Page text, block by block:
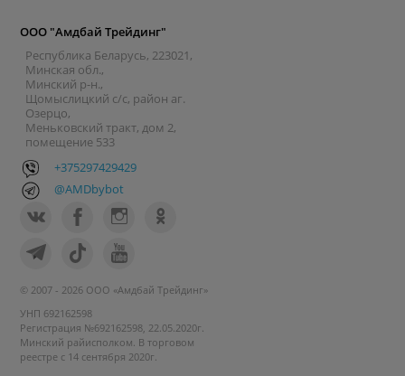
ООО "Амдбай Трейдинг"
Республика Беларусь, 223021,
Минская обл.,
Минский р-н.,
Щомыслицкий с/с, район аг.
Озерцо,
Меньковский тракт, дом 2,
помещение 533
+375297429429
@AMDbybot
© 2007 - 2026 ООО «Амдбай Трейдинг»
УНП 692162598
Регистрация №692162598, 22.05.2020г.
Минский райисполком. В торговом
реестре с 14 сентября 2020г.